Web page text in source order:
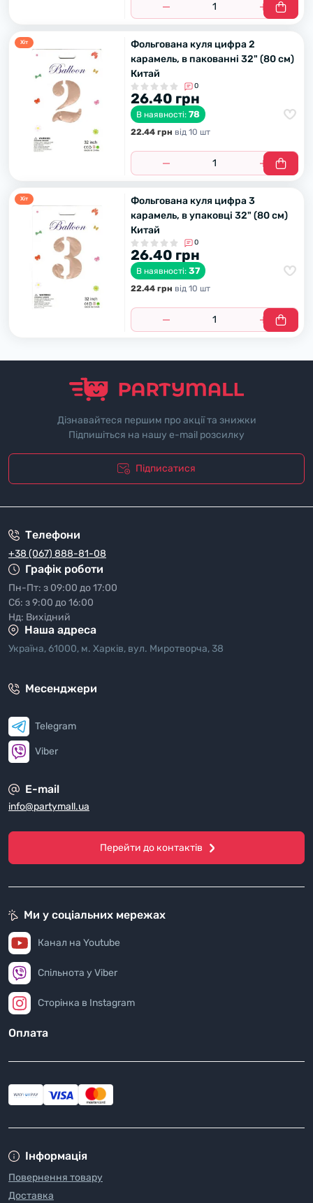
Хiт
Фольгована куля цифра 2
карамель, в пакованні 32" (80 см)
Китай
0
26.40 грн
В наявності: 78
22.44 грн вiд 10 шт
Хiт
Фольгована куля цифра 3
карамель, в упаковці 32" (80 см)
Китай
0
26.40 грн
В наявності: 37
22.44 грн вiд 10 шт
Дізнавайтеся першим про акції та знижки
Підпишіться на нашу e-mail розсилку
Підписатися
Телефони
+38 (067) 888-81-08
Графік роботи
Пн-Пт: з 09:00 до 17:00
Сб: з 9:00 до 16:00
Нд: Вихідний
Наша адреса
Україна, 61000, м. Харків, вул. Миротворча, 38
Месенджери
Telegram
Viber
E-mail
info@partymall.ua
Перейти до контактів
Інформація
Повернення товару
Доставка
Ми у соціальних мережах
Канал на Youtube
Спільнота у Viber
Сторінка в Instagram
Оплата